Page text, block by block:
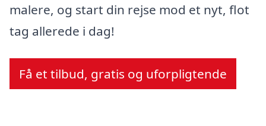
malere, og start din rejse mod et nyt, flot
tag allerede i dag!
Få et tilbud, gratis og uforpligtende